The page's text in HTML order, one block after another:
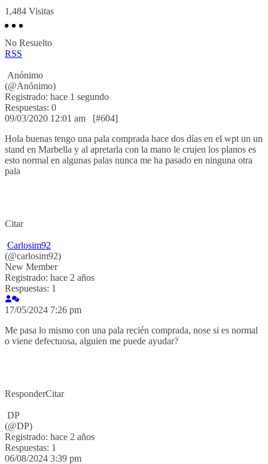
1,484 Visitas
No Resuelto
RSS
Anónimo
(@Anónimo)
Registrado: hace 1 segundo
Respuestas: 0
09/03/2020 12:01 am
[#604]
Hola buenas tengo una pala comprada hace dos días en el wpt un un
stand en Marbella y al apretarla con la mano le crujen los planos es
esto normal en algunas palas nunca me ha pasado en ninguna otra
pala
Citar
Carlosim92
(@carlosim92)
New Member
Registrado: hace 2 años
Respuestas: 1
17/05/2024 7:26 pm
Me pasa lo mismo con una pala recién comprada, nose si es normal
o viene defectuosa, alguien me puede ayudar?
ResponderCitar
DP
(@DP)
Registrado: hace 2 años
Respuestas: 1
06/08/2024 3:39 pm